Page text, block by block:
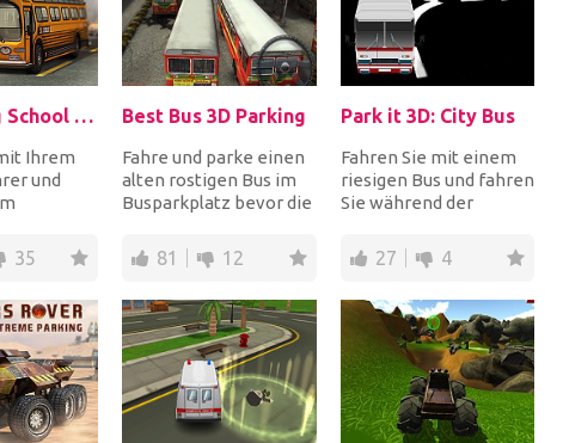
3D Parking School Bus Mania
Ihrem
und
Level
35
Best Bus 3D Parking
Fahre und parke einen
alten rostigen Bus im
Busparkplatz bevor die
Ihre fah...
81 12
Park it 3D: City Bus
Fahren Sie mit einem
riesigen Bus und fahren
Sie während der
durch die Stadt, um...
27 4